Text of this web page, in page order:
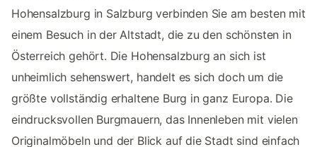
Hohensalzburg in Salzburg verbinden Sie am besten mit
einem Besuch in der Altstadt, die zu den schönsten in
Österreich gehört. Die Hohensalzburg an sich ist
unheimlich sehenswert, handelt es sich doch um die
größte vollständig erhaltene Burg in ganz Europa. Die
eindrucksvollen Burgmauern, das Innenleben mit vielen
Originalmöbeln und der Blick auf die Stadt sind einfach